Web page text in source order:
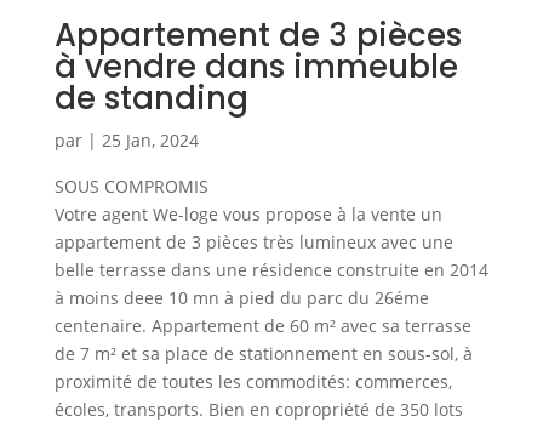
Appartement de 3 pièces
à vendre dans immeuble
de standing
par | 25 Jan, 2024
SOUS COMPROMIS
Votre agent We-loge vous propose à la vente un
appartement de 3 pièces très lumineux avec une
belle terrasse dans une résidence construite en 2014
à moins deee 10 mn à pied du parc du 26éme
centenaire. Appartement de 60 m² avec sa terrasse
de 7 m² et sa place de stationnement en sous-sol, à
proximité de toutes les commodités: commerces,
écoles, transports. Bien en copropriété de 350 lots